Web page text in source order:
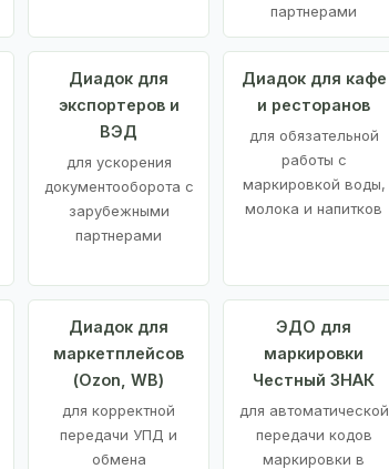
партнерами
Диадок для
экспортеров и
ВЭД
для ускорения
документооборота с
зарубежными
партнерами
Диадок для кафе
и ресторанов
для обязательной
работы с
маркировкой воды,
молока и напитков
Диадок для
маркетплейсов
(Ozon, WB)
для корректной
передачи УПД и
обмена
ЭДО для
маркировки
Честный ЗНАК
для автоматической
передачи кодов
маркировки в